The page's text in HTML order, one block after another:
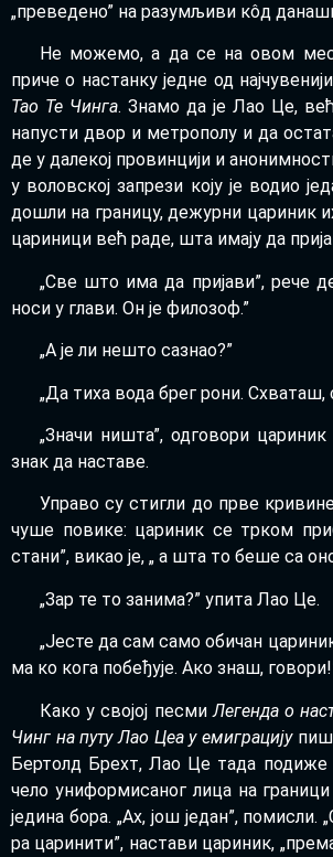
„пре­ве­де­но” на ра­зу­мљи­ви кôд
Не мо­же­мо, а да се на овом
при­че о на­стан­ку јед­не од
Тао Те Чин­га. Зна­мо да је Лао Це,
на­пу­сти двор и ме­тро­по­лу и да
де у да­ле­кој про­вин­ци­ји и
у во­лов­ској за­пре­зи ко­ју је во­дио
до­шли на гра­ни­цу, де­жур­ни ца­ри­ник
ца­ри­ни­ци већ ра­де, шта има­ју да
„Све што има да при­ја­ви”, ре­че
но­си у гла­ви. Он је фи­ло­зоф.”
„А је ли не­што са­знао?”
„Да ти­ха во­да брег ро­ни. Схва­таш,
„Зна­чи ни­шта”, од­го­во­ри
знак да на­ста­ве.
Упра­во су сти­гли до пр­ве
чу­ше по­ви­ке: ца­ри­ник се тр­ком
ста­ни”, ви­као је, „ а шта то бе­ше са
„Зар те то за­ни­ма?” упи­та Лао Це.
„Је­сте да сам са­мо оби­чан
ма ко ко­га по­бе­ђу­је. Ако знаш,
Ка­ко у сво­јој пе­сми Ле­ген­да о
Чинг на пу­ту Лао Цеа у еми­гра­ци­ју
Бер­толд Брехт, Лао Це та­да
че­ло уни­фор­ми­са­ног ли­ца на
је­ди­на бо­ра. „Ах, још је­дан”,
ра ца­ри­ни­ти”, на­ста­ви ца­ри­ник,